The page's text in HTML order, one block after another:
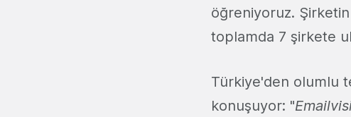
öğreniyoruz.
toplamda 7 şirkete
Türkiye'den olumlu
konuşuyor: "